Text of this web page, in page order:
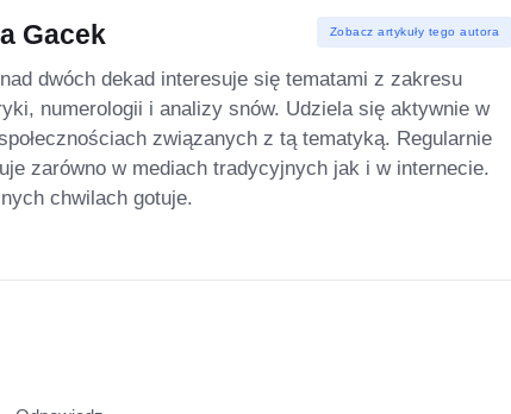
Gacek Zobacz artykuły tego autora
dwóch dekad interesuje się tematami z zakresu
numerologii i analizy snów. Udziela się aktywnie w
związanych z tą tematyką. Regularnie
zarówno w mediach tradycyjnych jak i w internecie.
chwilach gotuje.